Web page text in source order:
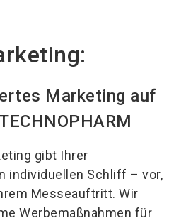
Marketing auf
gibt Ihrer
individuellen Schliff – vor,
Messeauftritt. Wir
Werbemaßnahmen für